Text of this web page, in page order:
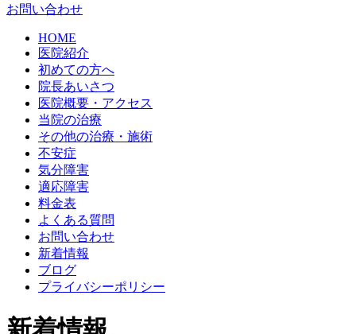
お問い合わせ
HOME
医院紹介
初めての方へ
院長あいさつ
医院概要・アクセス
当院の治療
その他の治療・施術
不安症
気分障害
適応障害
料金表
よくある質問
お問い合わせ
新着情報
ブログ
プライバシーポリシー